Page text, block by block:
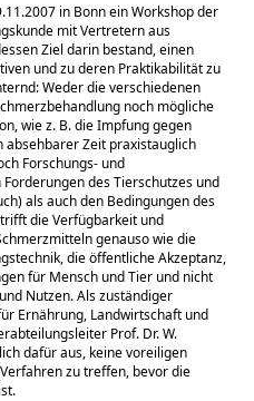
in Bonn ein Workshop der
mit Vertretern aus
Ziel darin bestand, einen
und zu deren Praktikabilität zu
Weder die verschiedenen
noch mögliche
wie z. B. die Impfung gegen
absehbarer Zeit praxistauglich
Forschungs- und
des Tierschutzes und
als auch den Bedingungen des
die Verfügbarkeit und
genauso wie die
die öffentliche Akzeptanz,
für Mensch und Tier und nicht
Nutzen. Als zuständiger
Ernährung, Landwirtschaft und
Prof. Dr. W.
dafür aus, keine voreiligen
zu treffen, bevor die